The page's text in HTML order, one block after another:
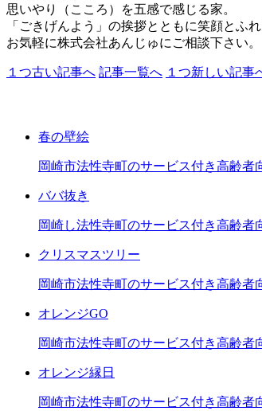
思いやり（こころ）を五感で感じる家。
「ごきげんよう」の挨拶とともに笑顔とふ
お気軽に株式会社あんじゅにご相談下さい。
１つ古い記事へ 記事一覧へ １つ新しい記事
春の壁絵
岡崎市法性寺町のサービス付き高齢
ババ抜き
岡崎し法性寺町のサービス付き高齢
クリスマスツリー
岡崎市法性寺町のサービス付き高齢
オレンジGO
岡崎市法性寺町のサービス付き高齢
オレンジ縁日
岡崎市法性寺町のサービス付き高齢